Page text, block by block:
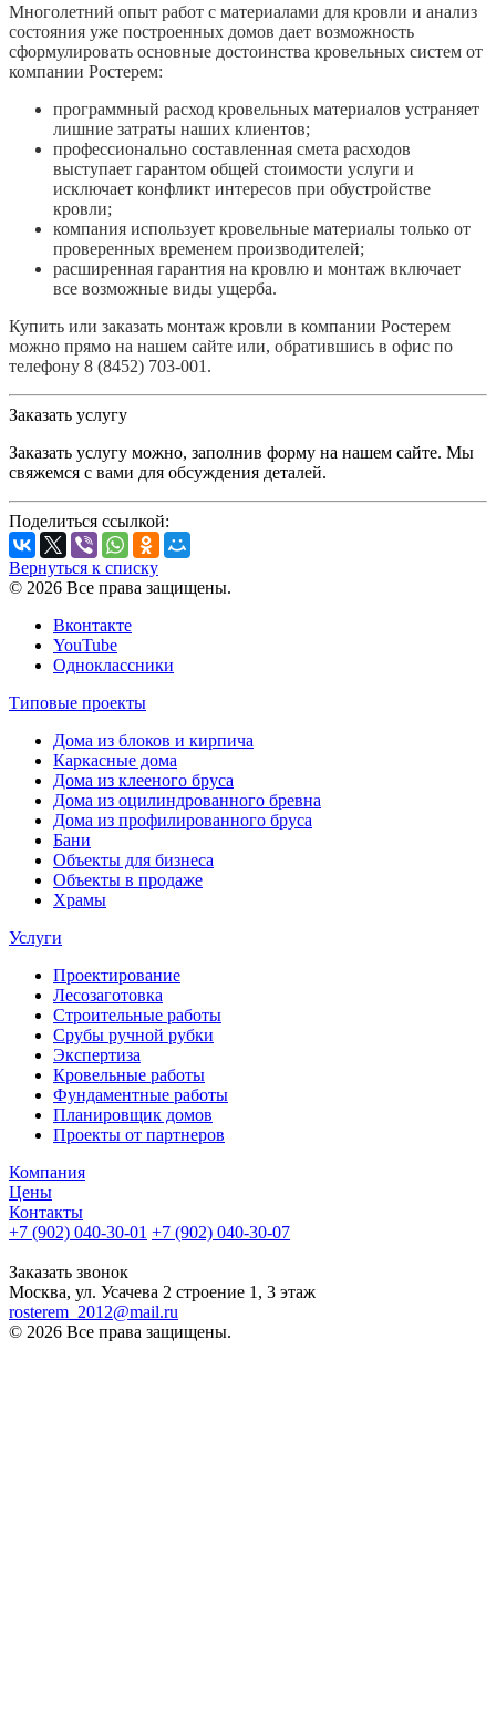
Многолетний опыт работ с материалами для кровли и анализ
состояния уже построенных домов дает возможность
сформулировать основные достоинства кровельных систем от
компании Ростерем:
программный расход кровельных материалов устраняет
лишние затраты наших клиентов;
профессионально составленная смета расходов
выступает гарантом общей стоимости услуги и
исключает конфликт интересов при обустройстве
кровли;
компания использует кровельные материалы только от
проверенных временем производителей;
расширенная гарантия на кровлю и монтаж включает
все возможные виды ущерба.
Купить или заказать монтаж кровли в компании Ростерем
можно прямо на нашем сайте или, обратившись в офис по
телефону 8 (8452) 703-001.
Заказать услугу
Заказать услугу можно, заполнив форму на нашем сайте. Мы
свяжемся с вами для обсуждения деталей.
Поделиться ссылкой:
Вернуться к списку
© 2026 Все права защищены.
Вконтакте
YouTube
Одноклассники
Типовые проекты
Дома из блоков и кирпича
Каркасные дома
Дома из клееного бруса
Дома из оцилиндрованного бревна
Дома из профилированного бруса
Бани
Объекты для бизнеса
Объекты в продаже
Храмы
Услуги
Проектирование
Лесозаготовка
Строительные работы
Срубы ручной рубки
Экспертиза
Кровельные работы
Фундаментные работы
Планировщик домов
Проекты от партнеров
Компания
Цены
Контакты
+7 (902) 040-30-01 +7 (902) 040-30-07
Заказать звонок
Москва, ул. Усачева 2 строение 1, 3 этаж
rosterem_2012@mail.ru
© 2026 Все права защищены.